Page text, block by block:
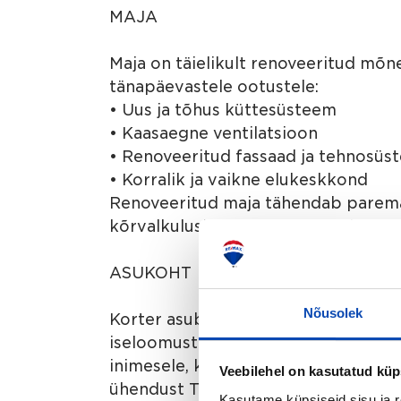
Nõusolek
Veebilehel on kasutatud
MAJA
Maja on täielikult renoveeritud
tänapäevastele ootustele:
• Uus ja tõhus küttesüsteem
• Kaasaegne ventilatsioon
• Renoveeritud fassaad ja
• Korralik ja vaikne elukeskkond
Renoveeritud maja tähendab
kõrvalkulusid ja muretut elamist.
ASUKOHT
Korter asub Tõraveres, vahetult
iseloomustab vaikus, avarus ja
inimesele, kes hindab rahulikku
ühendust Tartu linnaga.